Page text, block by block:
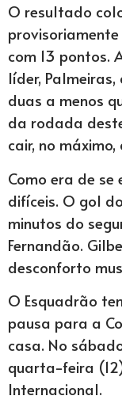
O resultado
com 13 pontos.
líder,
duas a menos
da rodada
cair, no máximo,
Como era de se
difíceis. O gol
minutos do
Fernandão.
desconforto
O Esquadrão
pausa para a
casa. No
quarta-feira
Internacional.